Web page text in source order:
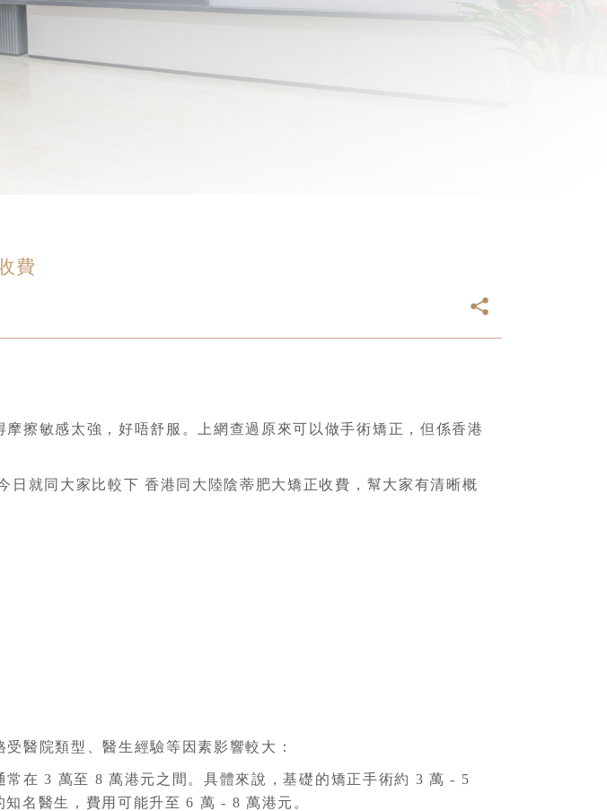
費
擦敏感太強，好唔舒服。上網查過原來可以做手術矯正，但係香港
就同大家比較下 香港同大陸陰蒂肥大矯正收費，幫大家有清晰概
醫院類型、醫生經驗等因素影響較大：
在 3 萬至 8 萬港元之間。具體來說，基礎的矯正手術約 3 萬 - 5
名醫生，費用可能升至 6 萬 - 8 萬港元。